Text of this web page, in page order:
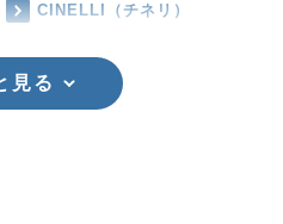
CINELLI（チネリ）
見る